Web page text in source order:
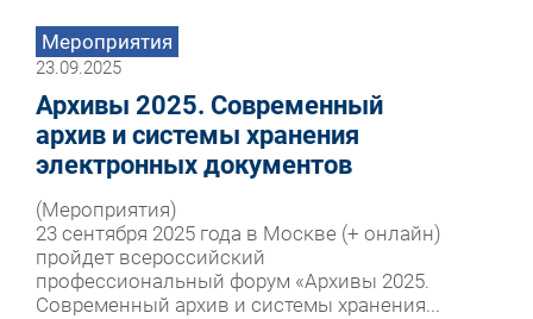
Мероприятия
23.09.2025
Архивы 2025. Современный
архив и системы хранения
электронных документов
(Мероприятия)
23 сентября 2025 года в Москве (+ онлайн)
пройдет всероссийский
профессиональный форум «Архивы 2025.
Современный архив и системы хранения...